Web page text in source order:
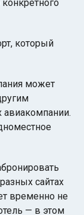
который
может
авиакомпании.
сайтах
временно не
— в этом